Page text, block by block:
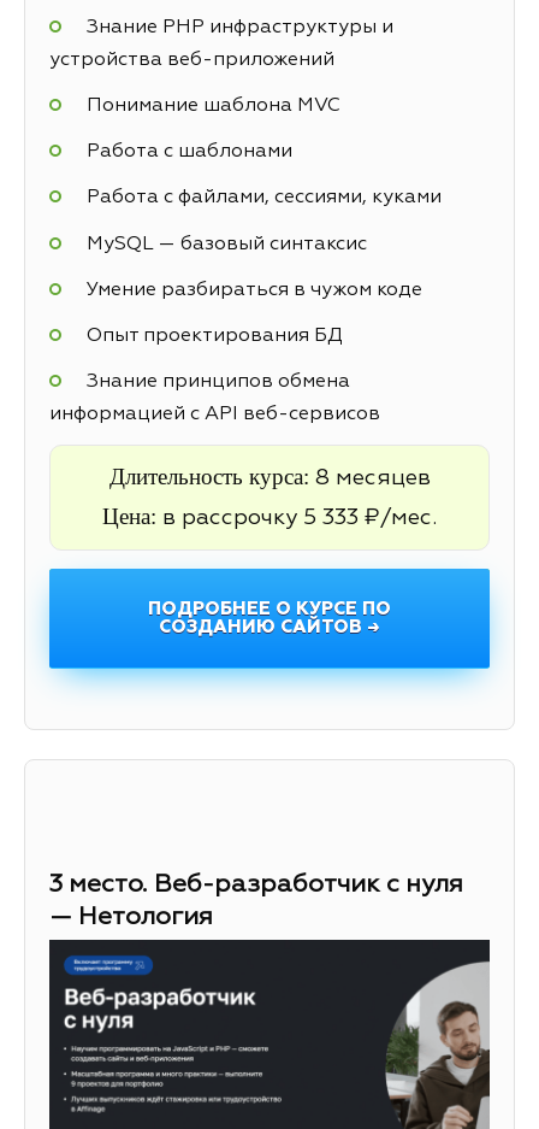
Знание PHP инфраструктуры и
устройства веб-приложений
Понимание шаблона MVC
Работа с шаблонами
Работа с файлами, сессиями, куками
MySQL — базовый синтаксис
Умение разбираться в чужом коде
Опыт проектирования БД
Знание принципов обмена
информацией с API веб-сервисов
Длительность курса: 8 месяцев
Цена: в рассрочку 5 333 ₽/мес.
ПОДРОБНЕЕ О КУРСЕ ПО
СОЗДАНИЮ САЙТОВ →
3 место. Веб-разработчик с нуля
— Нетология